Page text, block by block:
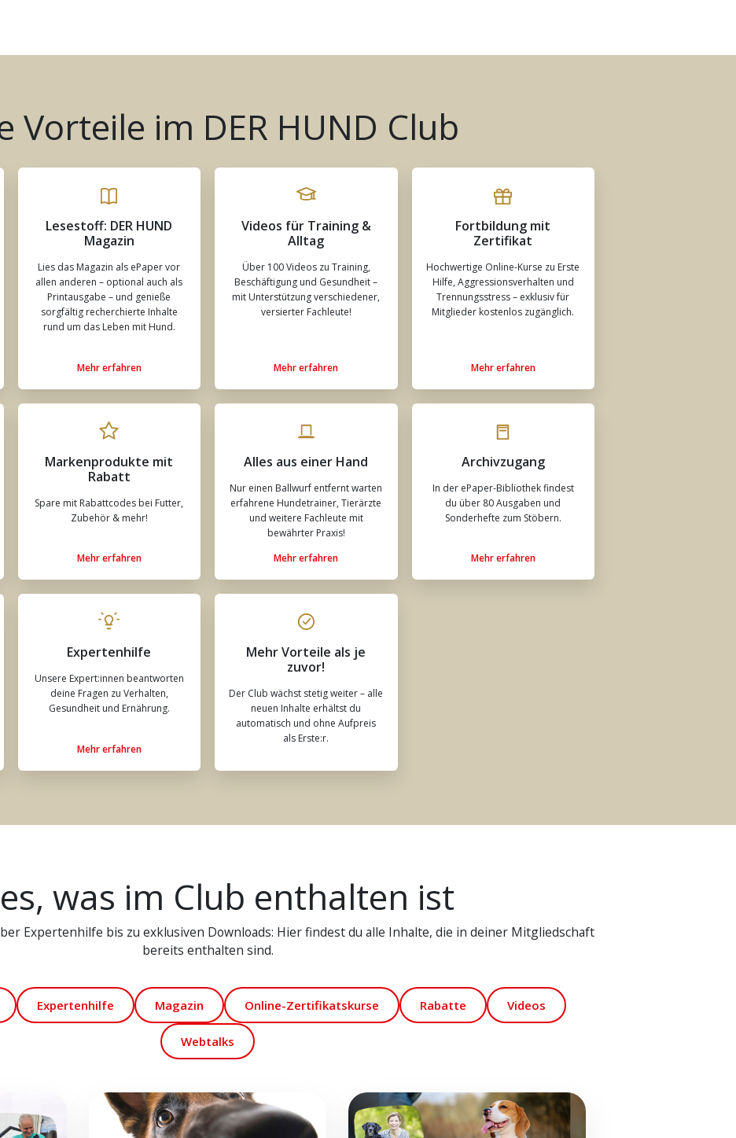
Vorteile im DER HUND Club
Lesestoff: DER HUND
Magazin
Lies das Magazin als ePaper vor
allen anderen – optional auch als
Printausgabe – und genieße
sorgfältig recherchierte Inhalte
rund um das Leben mit Hund.
Mehr erfahren
Videos für Training &
Alltag
Über 100 Videos zu Training,
Beschäftigung und Gesundheit –
mit Unterstützung verschiedener,
versierter Fachleute!
Mehr erfahren
Fortbildung mit
Zertifikat
Hochwertige Online-Kurse zu Erste
Hilfe, Aggressionsverhalten und
Trennungsstress – exklusiv für
Mitglieder kostenlos zugänglich.
Mehr erfahren
Markenprodukte mit
Rabatt
Spare mit Rabattcodes bei Futter,
Zubehör & mehr!
Mehr erfahren
Alles aus einer Hand
Nur einen Ballwurf entfernt warten
erfahrene Hundetrainer, Tierärzte
und weitere Fachleute mit
bewährter Praxis!
Mehr erfahren
Archivzugang
In der ePaper-Bibliothek findest
du über 80 Ausgaben und
Sonderhefte zum Stöbern.
Mehr erfahren
Expertenhilfe
Unsere Expert:innen beantworten
deine Fragen zu Verhalten,
Gesundheit und Ernährung.
Mehr erfahren
Mehr Vorteile als je
zuvor!
Der Club wächst stetig weiter – alle
neuen Inhalte erhältst du
automatisch und ohne Aufpreis
als Erste:r.
was im Club enthalten ist
Expertenhilfe bis zu exklusiven Downloads: Hier findest du alle Inhalte, die in deiner Mitgliedschaft
bereits enthalten sind.
Expertenhilfe Magazin Online-Zertifikatskurse Rabatte Videos
Webtalks